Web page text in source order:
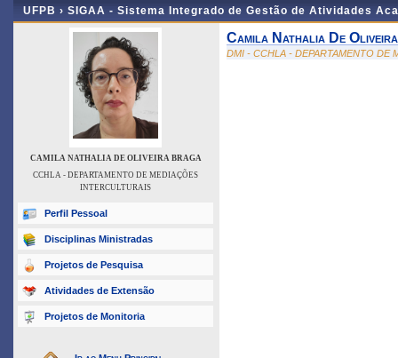
UFPB › SIGAA - Sistema Integrado de Gestão de Atividades
CAMILA NATHALIA DE OLIVEIRA BRAGA
CCHLA - DEPARTAMENTO DE MEDIAÇÕES
INTERCULTURAIS
Perfil Pessoal
Disciplinas Ministradas
Projetos de Pesquisa
Atividades de Extensão
Projetos de Monitoria
Camila Nathalia De
DMI - CCHLA - DEPARTAMENTO DE